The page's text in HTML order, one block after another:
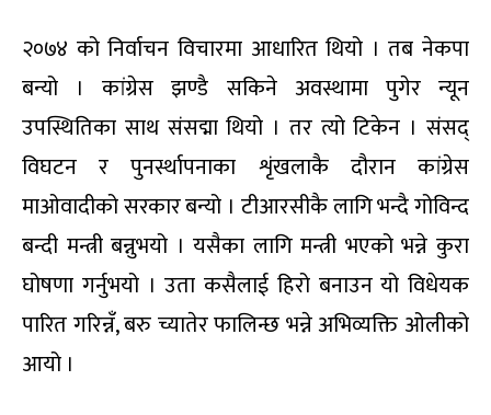
२०७४ को निर्वाचन विचारमा आधारित थियो । तब नेकपा
बन्यो । कांग्रेस झण्डै सकिने अवस्थामा पुगेर न्यून
उपस्थितिका साथ संसद्मा थियो । तर त्यो टिकेन । संसद्
विघटन र पुनर्स्थापनाका शृंखलाकै दौरान कांग्रेस
माओवादीको सरकार बन्यो । टीआरसीकै लागि भन्दै गोविन्द
बन्दी मन्त्री बन्नुभयो । यसैका लागि मन्त्री भएको भन्ने कुरा
घोषणा गर्नुभयो । उता कसैलाई हिरो बनाउन यो विधेयक
पारित गरिन्नँ, बरु च्यातेर फालिन्छ भन्ने अभिव्यक्ति ओलीको
आयो ।